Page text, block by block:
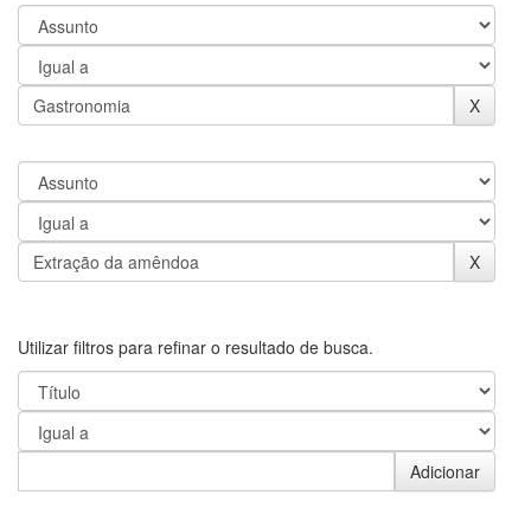
Utilizar filtros para refinar o resultado de busca.